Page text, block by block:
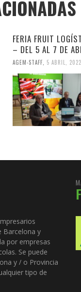
FERIA FRUIT
– DEL 5 AL 7 DE
AGEM-STAFF, 5 ABRIL, 2022
Barcelona y
por empresas
Se puede
y / o Provincia
tipo de